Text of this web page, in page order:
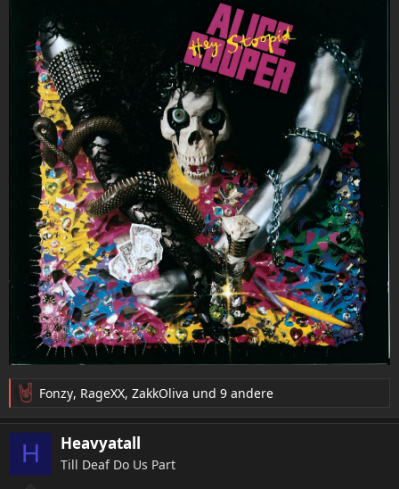
R
e
a
Fonzy, RageXX, ZakkOliva und 9 andere
H Heavyatall
Till Deaf Do Us Part